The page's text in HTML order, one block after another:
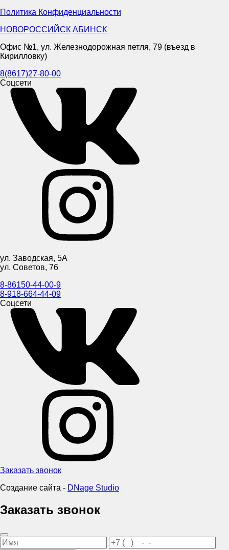
Политика Конфиденциальности
НОВОРОССИЙСК АБИНСК
Офис №1, ул. Железнодорожная петля, 79 (въезд в
Кирилловку)
8(8617)27-80-00
Соцсети
ул. Заводская, 5А
ул. Советов, 76
8-86150-44-00-9
8-918-664-44-09
Соцсети
Заказать звонок
Создание сайта - DNage Studio
Заказать звонок